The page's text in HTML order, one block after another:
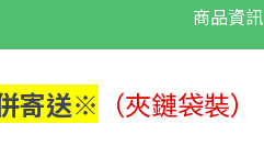
商品資訊
寄送※ （夾鏈袋裝）